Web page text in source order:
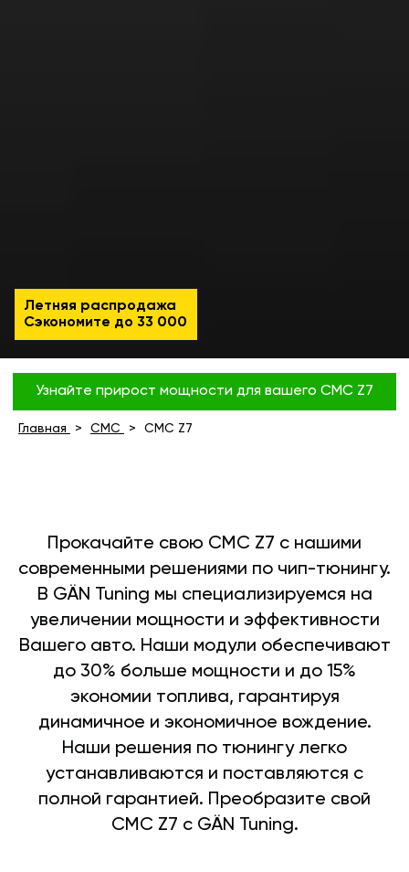
Летняя распродажа
Сэкономите до 33 000
Узнайте прирост мощности для вашего CMC Z7
Главная CMC CMC Z7
Прокачайте свою CMC Z7 с нашими
современными решениями по чип-тюнингу.
В GÄN Tuning мы специализируемся на
увеличении мощности и эффективности
Вашего авто. Наши модули обеспечивают
до 30% больше мощности и до 15%
экономии топлива, гарантируя
динамичное и экономичное вождение.
Наши решения по тюнингу легко
устанавливаются и поставляются с
полной гарантией. Преобразите свой
CMC Z7 с GÄN Tuning.